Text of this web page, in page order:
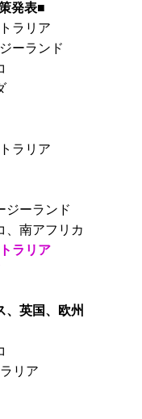
発表■
ラリア
ーランド
ラリア
ーランド
南アフリカ
ラリア
英国、欧州
リア